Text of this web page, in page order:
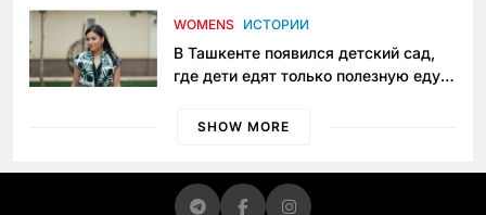
приговору
WOMENS ИСТОРИИ
В Ташкенте появился детский сад,
где дети едят только полезную еду.
просить «кашу без сахара»
SHOW MORE